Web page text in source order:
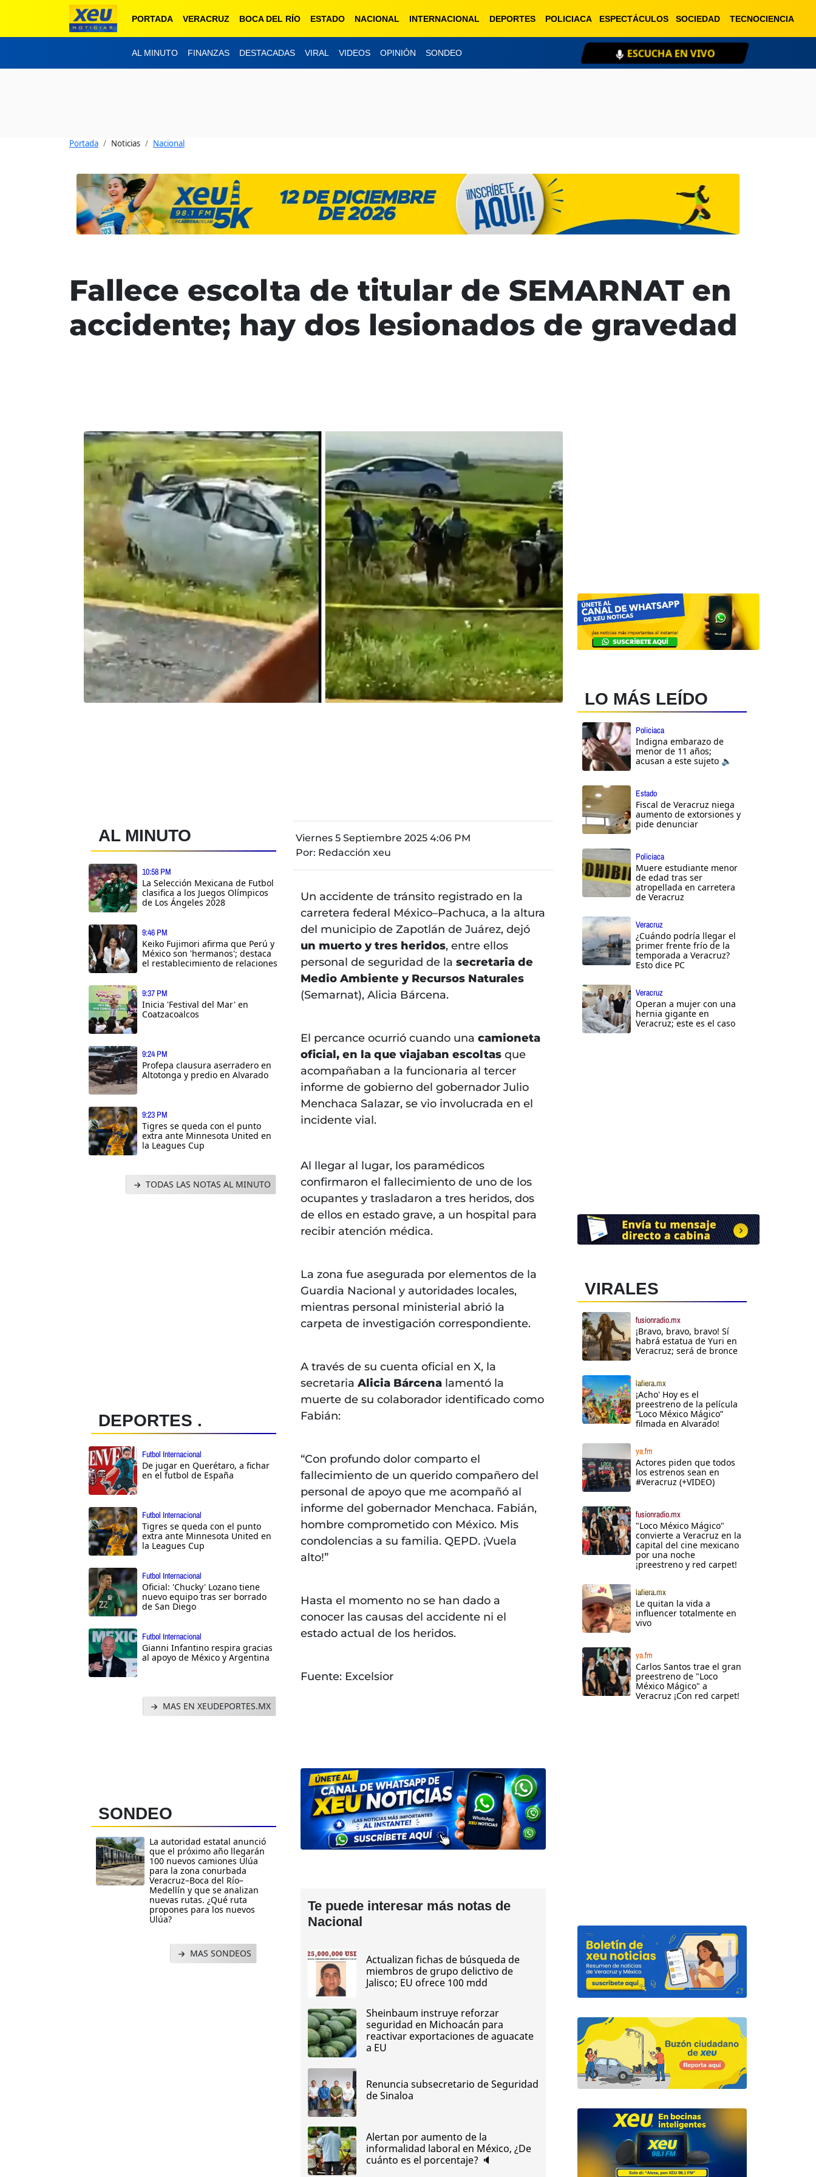
PORTADA VERACRUZ BOCA DEL RÍO ESTADO NACIONAL INTERNACIONAL DEPORTES POLICIACA ESPECTÁCULOS SOCIEDAD TECNOCIENCIA
AL MINUTO FINANZAS DESTACADAS VIRAL VIDEOS OPINIÓN SONDEO XEU 98.1 FM
Portada Noticias Nacional
Fallece escolta de titular de SEMARNAT en
accidente; hay dos lesionados de gravedad
AL MINUTO
10:58 PM
La Selección Mexicana de Futbol
clasifica a los Juegos Olímpicos
de Los Ángeles 2028
9:46 PM
Keiko Fujimori afirma que Perú y
México son 'hermanos'; destaca
el restablecimiento de relaciones
9:37 PM
Inicia 'Festival del Mar' en
Coatzacoalcos
9:24 PM
Profepa clausura aserradero en
Altotonga y predio en Alvarado
9:23 PM
Tigres se queda con el punto
extra ante Minnesota United en
la Leagues Cup
TODAS LAS NOTAS AL MINUTO
DEPORTES .
Futbol Internacional
De jugar en Querétaro, a fichar
en el futbol de España
Futbol Internacional
Tigres se queda con el punto
extra ante Minnesota United en
la Leagues Cup
Futbol Internacional
Oficial: 'Chucky' Lozano tiene
nuevo equipo tras ser borrado
de San Diego
Futbol Internacional
Gianni Infantino respira gracias
al apoyo de México y Argentina
MAS EN XEUDEPORTES.MX
SONDEO
La autoridad estatal anunció
que el próximo año llegarán
100 nuevos camiones Ulúa
para la zona conurbada
Veracruz–Boca del Río–
Medellín y que se analizan
nuevas rutas. ¿Qué ruta
propones para los nuevos
Ulúa?
MAS SONDEOS
Viernes 5 Septiembre 2025 4:06 PM
Por: Redacción xeu
Un accidente de tránsito registrado en la
carretera federal México–Pachuca, a la altura
del municipio de Zapotlán de Juárez, dejó
un muerto y tres heridos, entre ellos
personal de seguridad de la secretaria de
Medio Ambiente y Recursos Naturales
(Semarnat), Alicia Bárcena.
El percance ocurrió cuando una camioneta
oficial, en la que viajaban escoltasque
acompañaban a la funcionaria al tercer
informe de gobierno del gobernador Julio
Menchaca Salazar, se vio involucrada en el
incidente vial.
Al llegar al lugar, los paramédicos
confirmaron el fallecimiento de uno de los
ocupantes y trasladaron a tres heridos, dos
de ellos en estado grave, a un hospital para
recibir atención médica.
La zona fue asegurada por elementos de la
Guardia Nacional y autoridades locales,
mientras personal ministerial abrió la
carpeta de investigación correspondiente.
A través de su cuenta oficial en X, la
secretaria Alicia Bárcenalamentó la
muerte de su colaborador identificado como
Fabián:
“Con profundo dolor comparto el
fallecimiento de un querido compañero del
personal de apoyo que me acompañó al
informe del gobernador Menchaca. Fabián,
hombre comprometido con México. Mis
condolencias a su familia. QEPD. ¡Vuela
alto!”
Hasta el momento no se han dado a
conocer las causas del accidente ni el
estado actual de los heridos.
Fuente: Excelsior
Te puede interesar más notas de
Nacional
Actualizan fichas de búsqueda de
miembros de grupo delictivo de
Jalisco; EU ofrece 100 mdd
Sheinbaum instruye reforzar
seguridad en Michoacán para
reactivar exportaciones de aguacate
a EU
Renuncia subsecretario de Seguridad
de Sinaloa
Alertan por aumento de la
informalidad laboral en México, ¿De
cuánto es el porcentaje? 🔈
LO MÁS LEÍDO
Policiaca
Indigna embarazo de
menor de 11 años;
acusan a este sujeto 🔈
Estado
Fiscal de Veracruz niega
aumento de extorsiones y
pide denunciar
Policiaca
Muere estudiante menor
de edad tras ser
atropellada en carretera
de Veracruz
Veracruz
¿Cuándo podría llegar el
primer frente frío de la
temporada a Veracruz?
Esto dice PC
Veracruz
Operan a mujer con una
hernia gigante en
Veracruz; este es el caso
VIRALES
fusionradio.mx
¡Bravo, bravo, bravo! Sí
habrá estatua de Yuri en
Veracruz; será de bronce
lafiera.mx
¡Acho' Hoy es el
preestreno de la película
“Loco México Mágico”
filmada en Alvarado!
ya.fm
Actores piden que todos
los estrenos sean en
#Veracruz (+VIDEO)
fusionradio.mx
"Loco México Mágico"
convierte a Veracruz en la
capital del cine mexicano
por una noche
¡preestreno y red carpet!
lafiera.mx
Le quitan la vida a
influencer totalmente en
vivo
ya.fm
Carlos Santos trae el gran
preestreno de "Loco
México Mágico" a
Veracruz ¡Con red carpet!